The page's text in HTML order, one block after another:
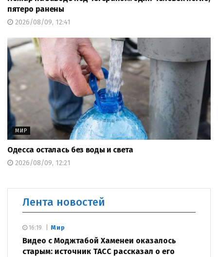
пятеро ранены
2026/08/09, 12:41
МИР
Одесса осталась без воды и света
2026/08/09, 12:21
Лента новостей
Мир
Видео с Моджтабой Хаменеи оказалось
старым: источник ТАСС рассказал о его
16:19